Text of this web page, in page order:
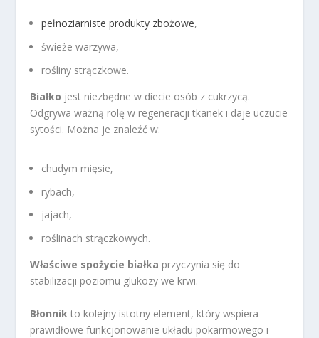
pełnoziarniste produkty zbożowe,
świeże warzywa,
rośliny strączkowe.
Białko jest niezbędne w diecie osób z cukrzycą.
Odgrywa ważną rolę w regeneracji tkanek i daje uczucie
sytości. Można je znaleźć w:
chudym mięsie,
rybach,
jajach,
roślinach strączkowych.
Właściwe spożycie białka przyczynia się do
stabilizacji poziomu glukozy we krwi.
Błonnik to kolejny istotny element, który wspiera
prawidłowe funkcjonowanie układu pokarmowego i